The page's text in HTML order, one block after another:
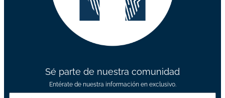
Sé parte de nuestra comunidad
Entérate de nuestra información en exclusivo.